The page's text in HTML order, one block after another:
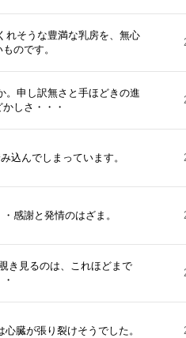
れそうな豊満な乳房を、無心
のです。
。申し訳無さと手ほどきの進
しさ・・・
込んでしまっています。
感謝と発情のはざま。
き見るのは、これほどまで
臓が張り裂けそうでした。